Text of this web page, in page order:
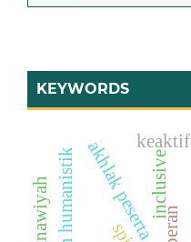
KEYWORDS
inclusive
peran
akhlak peserta didik